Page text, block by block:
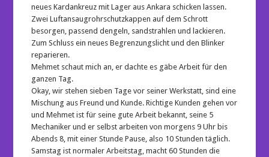
neues Kardankreuz mit Lager aus Ankara schicken lassen.
Zwei Luftansaugrohrschutzkappen auf dem Schrott
besorgen, passend dengeln, sandstrahlen und lackieren.
Zum Schluss ein neues Begrenzungslicht und den Blinker
reparieren.
Mehmet schaut mich an, er dachte es gäbe Arbeit für den
ganzen Tag.
Okay, wir stehen sieben Tage vor seiner Werkstatt, sind eine
Mischung aus Freund und Kunde. Richtige Kunden gehen vor
und Mehmet ist für seine gute Arbeit bekannt, seine 5
Mechaniker und er selbst arbeiten von morgens 9 Uhr bis
Abends 8, mit einer Stunde Pause, also 10 Stunden täglich.
Samstag ist normaler Arbeitstag, macht 60 Stunden die